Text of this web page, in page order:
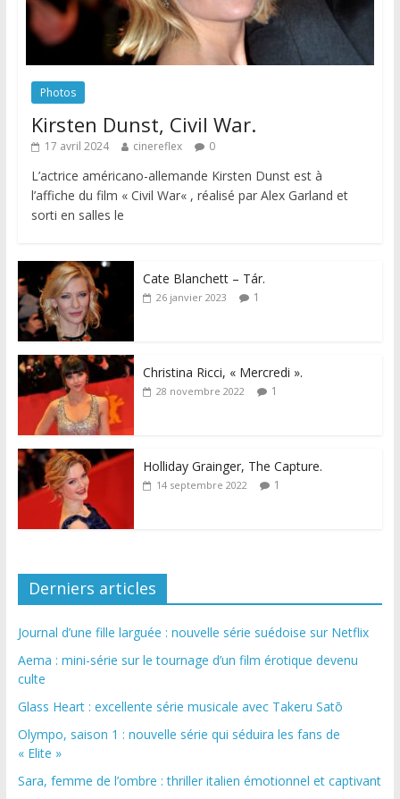
Photos
Kirsten Dunst, Civil War.
17 avril 2024 cinereflex 0
L’actrice américano-allemande Kirsten Dunst est à
l’affiche du film « Civil War« , réalisé par Alex Garland et
sorti en salles le
Cate Blanchett – Tár.
26 janvier 2023 1
Christina Ricci, « Mercredi ».
28 novembre 2022 1
Holliday Grainger, The Capture.
14 septembre 2022 1
Derniers articles
Journal d’une fille larguée : nouvelle série suédoise sur Netflix
Aema : mini-série sur le tournage d’un film érotique devenu
culte
Glass Heart : excellente série musicale avec Takeru Satō
Olympo, saison 1 : nouvelle série qui séduira les fans de
« Elite »
Sara, femme de l’ombre : thriller italien émotionnel et captivant